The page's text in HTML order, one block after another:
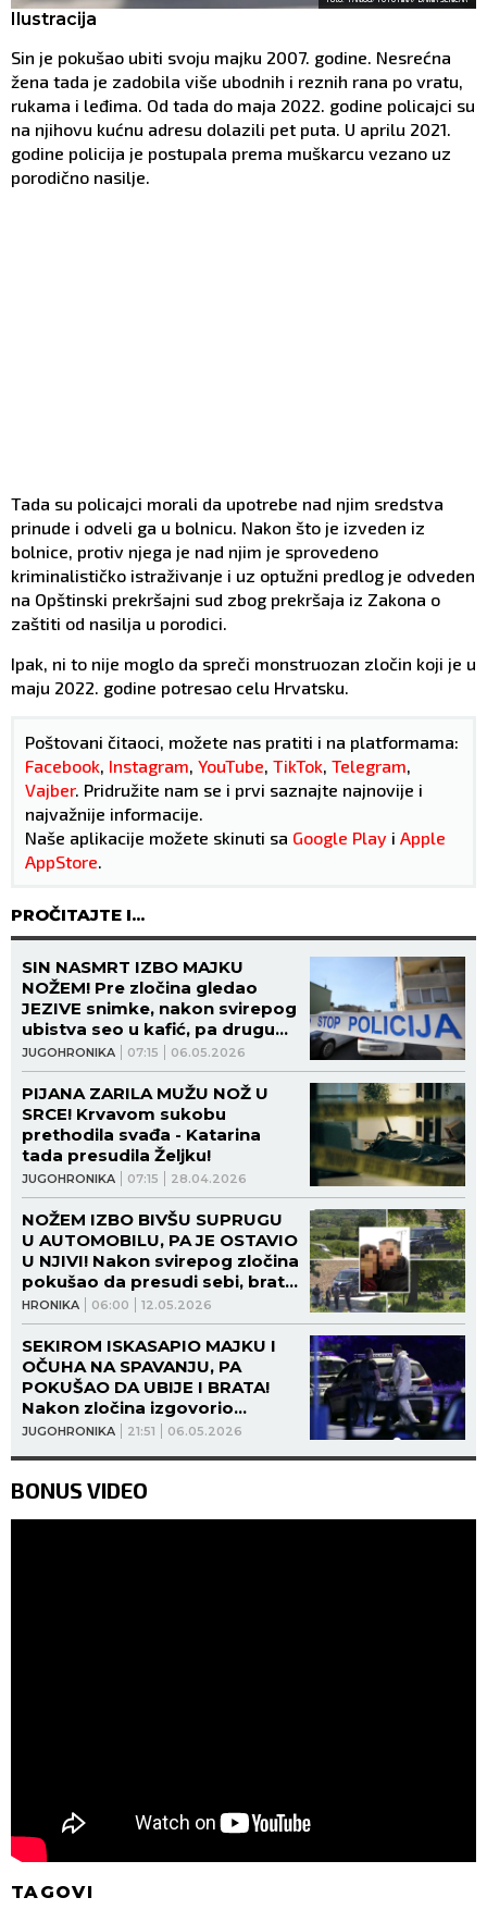
Ilustracija
Sin je pokušao ubiti svoju majku 2007. godine. Nesrećna
žena tada je zadobila više ubodnih i reznih rana po vratu,
rukama i leđima. Od tada do maja 2022. godine policajci su
na njihovu kućnu adresu dolazili pet puta. U aprilu 2021.
godine policija je postupala prema muškarcu vezano uz
porodično nasilje.
Tada su policajci morali da upotrebe nad njim sredstva
prinude i odveli ga u bolnicu. Nakon što je izveden iz
bolnice, protiv njega je nad njim je sprovedeno
kriminalističko istraživanje i uz optužni predlog je odveden
na Opštinski prekršajni sud zbog prekršaja iz Zakona o
zaštiti od nasilja u porodici.
Ipak, ni to nije moglo da spreči monstruozan zločin koji je u
maju 2022. godine potresao celu Hrvatsku.
Poštovani čitaoci, možete nas pratiti i na platformama:
Facebook, Instagram, YouTube, TikTok, Telegram,
Vajber. Pridružite nam se i prvi saznajte najnovije i
najvažnije informacije.
Naše aplikacije možete skinuti sa Google Play i Apple
AppStore.
PROČITAJTE I...
JUGOHRONIKA 07:15 06.05.2026
SIN NASMRT IZBO MAJKU
NOŽEM! Pre zločina gledao
JEZIVE snimke, nakon svirepog
ubistva seo u kafić, pa drugu
tada rekao: "REŠIO SAM
STARU!"
JUGOHRONIKA 07:15 28.04.2026
PIJANA ZARILA MUŽU NOŽ U
SRCE! Krvavom sukobu
prethodila svađa - Katarina
tada presudila Željku!
HRONIKA 06:00 12.05.2026
NOŽEM IZBO BIVŠU SUPRUGU
U AUTOMOBILU, PA JE OSTAVIO
U NJIVI! Nakon svirepog zločina
pokušao da presudi sebi, brat
ubijene Biljane tada otkrio
JEZIVE DETALJE!
JUGOHRONIKA 21:51 06.05.2026
SEKIROM ISKASAPIO MAJKU I
OČUHA NA SPAVANJU, PA
POKUŠAO DA UBIJE I BRATA!
Nakon zločina izgovorio
JEZIVU REČENICU, a sada
BONUS VIDEO
TAGOVI